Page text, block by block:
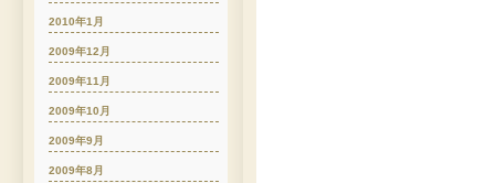
2010年1月
2009年12月
2009年11月
2009年10月
2009年9月
2009年8月